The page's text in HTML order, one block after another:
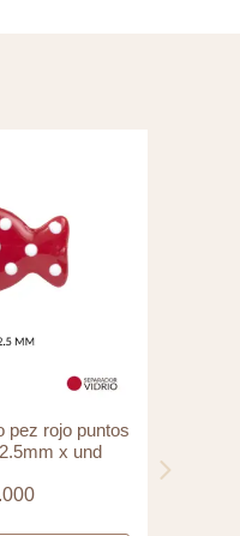
pez rojo puntos
x und